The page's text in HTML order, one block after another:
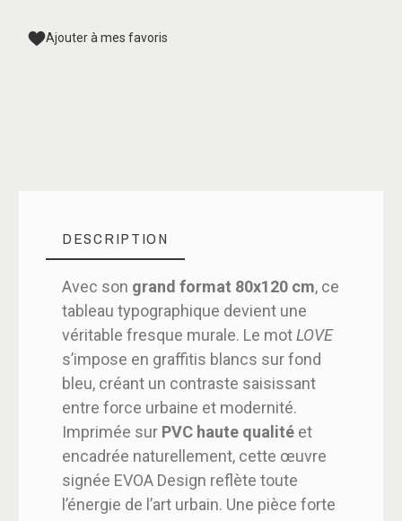
Ajouter à mes favoris
DESCRIPTION
Avec son grand format 80x120 cm, ce
tableau typographique devient une
véritable fresque murale. Le motLOVE
s’impose en graffitis blancs sur fond
bleu, créant un contraste saisissant
entre force urbaine et modernité.
Imprimée sur PVC haute qualité et
encadrée naturellement, cette œuvre
signée EVOA Design reflète toute
l’énergie de l’art urbain. Une pièce forte